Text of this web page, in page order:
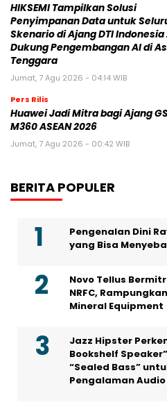
HIKSEMI Tampilkan Solusi
Penyimpanan Data untuk
Skenario di Ajang DTI Indonesia
Dukung Pengembangan AI di
Tenggara
Jumat, 7 Agu 2026 - 04:14 WIB
Pers Rilis
Huawei Jadi Mitra bagi Ajang
M360 ASEAN 2026
Jumat, 7 Agu 2026 - 00:42 WIB
BERITA POPULER
Pengenalan Dini
yang Bisa
Novo Tellus
NRFC,
Mineral Equipment
Jazz Hipster
Bookshelf
“Sealed Bass”
Pengalaman